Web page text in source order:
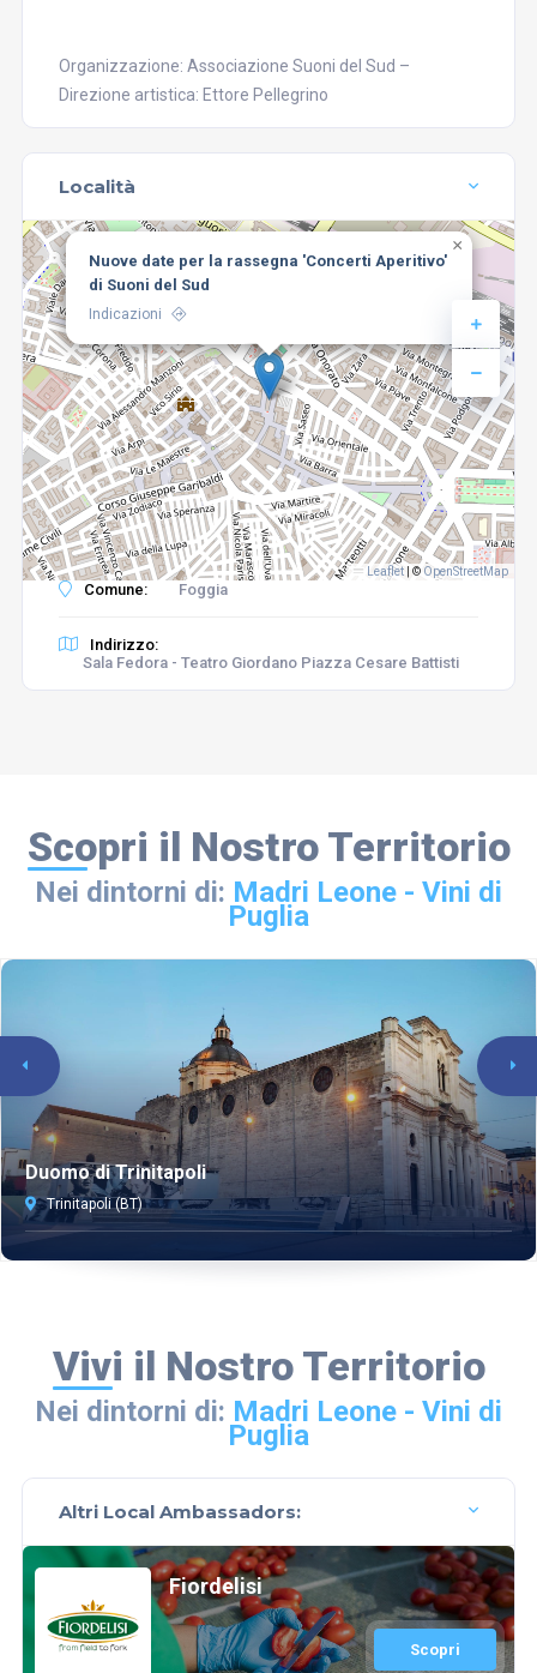
Organizzazione: Associazione Suoni del Sud –
Direzione artistica: Ettore Pellegrino
Località
Nuove date per la rassegna 'Concerti Aperitivo'
di Suoni del Sud
Indicazioni
×
Leaflet © OpenStreetMap
Comune: Foggia
Indirizzo:
Sala Fedora - Teatro Giordano Piazza Cesare Battisti
Scopri il Nostro Territorio
Nei dintorni di: Madri Leone - Vini di
Puglia
Duomo di Trinitapoli
Trinitapoli (BT)
Vivi il Nostro Territorio
Nei dintorni di: Madri Leone - Vini di
Puglia
Altri Local Ambassadors:
Fiordelisi
Scopri